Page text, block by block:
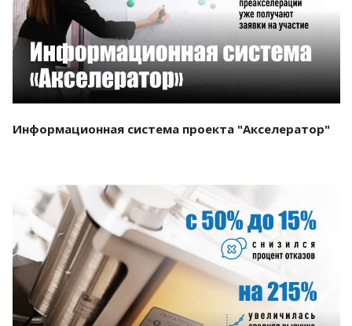
Информационная система проекта "Акселератор"
Смотреть проект